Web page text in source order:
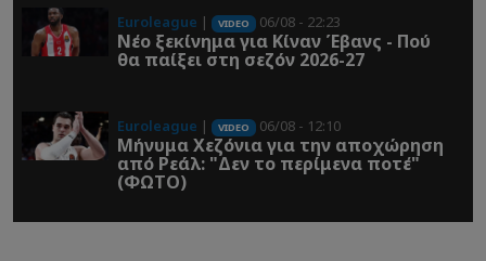
Euroleague | VIDEO 06/08 - 22:23
Νέο ξεκίνημα για Κίναν Έβανς - Πού
θα παίξει στη σεζόν 2026-27
Euroleague | VIDEO 06/08 - 12:10
Μήνυμα Χεζόνια για την αποχώρηση
από Ρεάλ: "Δεν το περίμενα ποτέ"
(ΦΩΤΟ)